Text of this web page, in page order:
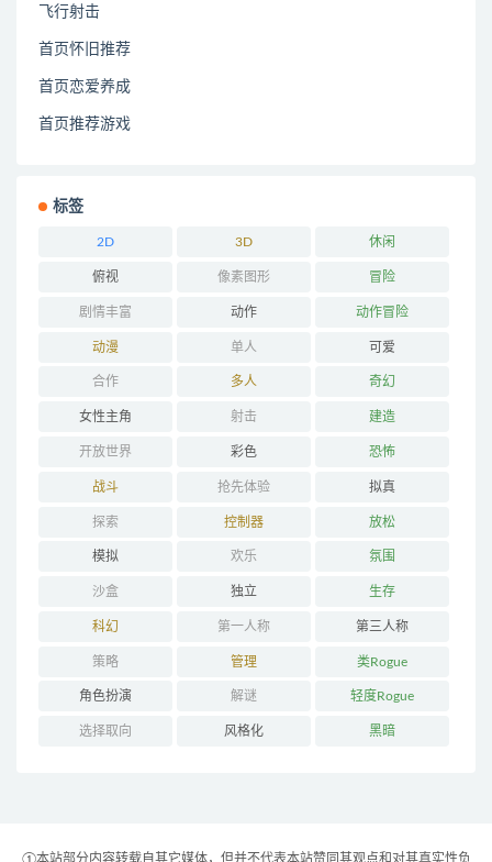
飞行射击
首页怀旧推荐
首页恋爱养成
首页推荐游戏
标签
2D 3D 休闲
俯视 像素图形 冒险
剧情丰富 动作 动作冒险
动漫 单人 可爱
合作 多人 奇幻
女性主角 射击 建造
开放世界 彩色 恐怖
战斗 抢先体验 拟真
探索 控制器 放松
模拟 欢乐 氛围
沙盒 独立 生存
科幻 第一人称 第三人称
策略 管理 类Rogue
角色扮演 解谜 轻度Rogue
选择取向 风格化 黑暗
①本站部分内容转载自其它媒体，但并不代表本站赞同其观点和对其真实性负